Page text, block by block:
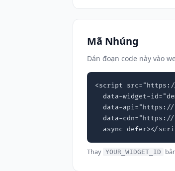
Mã Nhúng
Dán đoạn code này vào
<script
async defer></
Thay YOUR_WIDGET_ID